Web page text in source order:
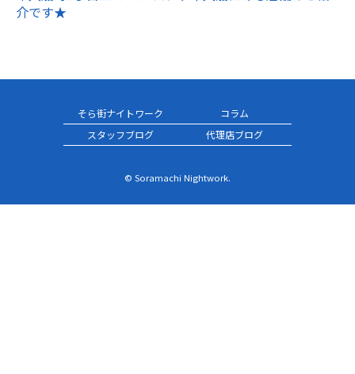
介です★
そら街ナイトワーク
コラム
スタッフブログ
代理店ブログ
© Soramachi Nightwork.